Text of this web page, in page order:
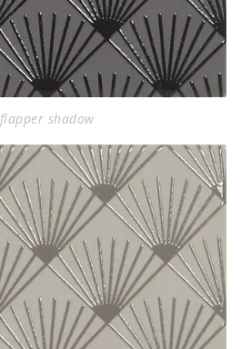
flapper shadow